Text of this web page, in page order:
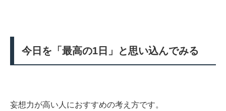
今日を「最高の1日」と思い込んでみる
妄想力が高い人におすすめの考え方です。